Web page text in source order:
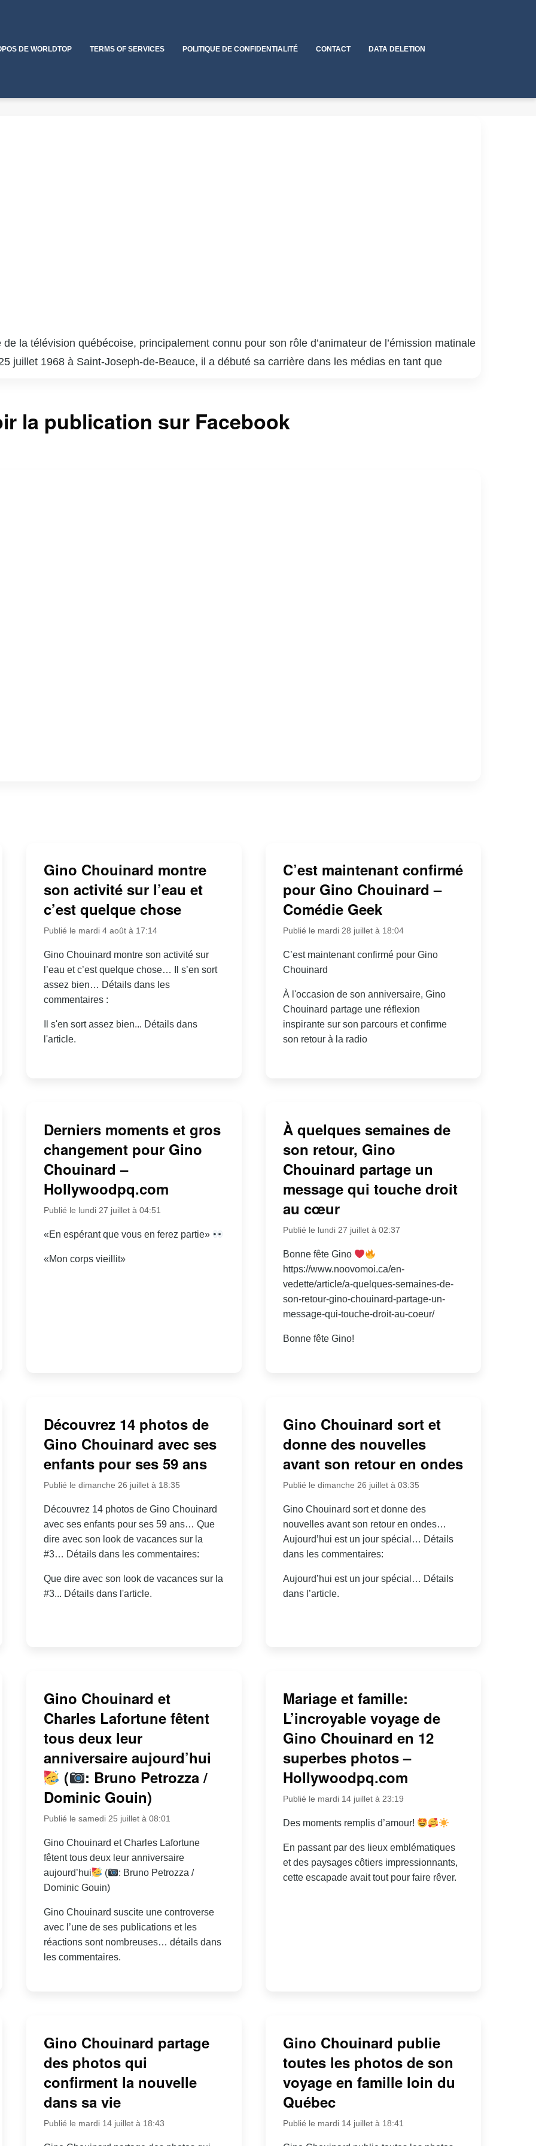
DE WORLDTOP TERMS OF SERVICES POLITIQUE DE CONFIDENTIALITÉ CONTACT DATA DELETION
la télévision québécoise, principalement connu pour son rôle d’animateur de l’émission matinale
juillet 1968 à Saint-Joseph-de-Beauce, il a débuté sa carrière dans les médias en tant que
causes sociales et caritatives, ce qui lui a valu une grande admiration et respect de la part de
non seulement un animateur talentueux, mais aussi un homme de cœur, dont l’engagement et la
la publication sur Facebook
Gino Chouinard montre
son activité sur l’eau et
c’est quelque chose
Publié le mardi 4 août à 17:14
Gino Chouinard montre son activité sur
l’eau et c’est quelque chose… Il s’en sort
assez bien… Détails dans les
commentaires :
Il s'en sort assez bien... Détails dans
l'article.
C’est maintenant confirmé
pour Gino Chouinard –
Comédie Geek
Publié le mardi 28 juillet à 18:04
C’est maintenant confirmé pour Gino
Chouinard
À l'occasion de son anniversaire, Gino
Chouinard partage une réflexion
inspirante sur son parcours et confirme
son retour à la radio
Derniers moments et gros
changement pour Gino
Chouinard –
Hollywoodpq.com
Publié le lundi 27 juillet à 04:51
«En espérant que vous en ferez partie»
«Mon corps vieillit»
À quelques semaines de
son retour, Gino
Chouinard partage un
message qui touche droit
au cœur
Publié le lundi 27 juillet à 02:37
Bonne fête Gino
https://www.noovomoi.ca/en-
vedette/article/a-quelques-semaines-de-
son-retour-gino-chouinard-partage-un-
message-qui-touche-droit-au-coeur/
Bonne fête Gino!
Découvrez 14 photos de
Gino Chouinard avec ses
enfants pour ses 59 ans
Publié le dimanche 26 juillet à 18:35
Découvrez 14 photos de Gino Chouinard
avec ses enfants pour ses 59 ans… Que
dire avec son look de vacances sur la
#3… Détails dans les commentaires:
Que dire avec son look de vacances sur la
#3... Détails dans l'article.
Gino Chouinard sort et
donne des nouvelles
avant son retour en ondes
Publié le dimanche 26 juillet à 03:35
Gino Chouinard sort et donne des
nouvelles avant son retour en ondes…
Aujourd’hui est un jour spécial… Détails
dans les commentaires:
Aujourd’hui est un jour spécial… Détails
dans l’article.
Gino Chouinard et
Charles Lafortune fêtent
tous deux leur
anniversaire aujourd’hui
(
: Bruno Petrozza /
Dominic Gouin)
Publié le samedi 25 juillet à 08:01
Gino Chouinard et Charles Lafortune
fêtent tous deux leur anniversaire
aujourd’hui
(
: Bruno Petrozza /
Dominic Gouin)
Gino Chouinard suscite une controverse
avec l’une de ses publications et les
réactions sont nombreuses… détails dans
les commentaires.
Mariage et famille:
L’incroyable voyage de
Gino Chouinard en 12
superbes photos –
Hollywoodpq.com
Publié le mardi 14 juillet à 23:19
Des moments remplis d’amour!
En passant par des lieux emblématiques
et des paysages côtiers impressionnants,
cette escapade avait tout pour faire rêver.
Gino Chouinard partage
des photos qui
confirment la nouvelle
dans sa vie
Publié le mardi 14 juillet à 18:43
Gino Chouinard publie
toutes les photos de son
voyage en famille loin du
Québec
Publié le mardi 14 juillet à 18:41